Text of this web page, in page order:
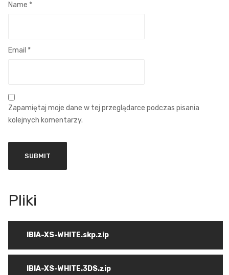
Name *
Email *
Zapamiętaj moje dane w tej przeglądarce podczas pisania
kolejnych komentarzy.
IBIA-XS-WHITE.skp.zip
IBIA-XS-WHITE.3DS.zip